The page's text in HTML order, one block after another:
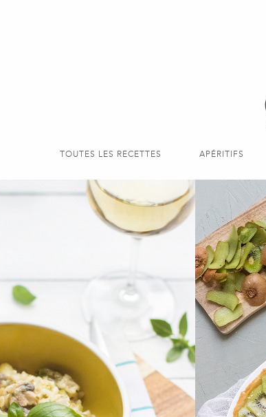
TOUTES LES RECETTES APÉRITIFS